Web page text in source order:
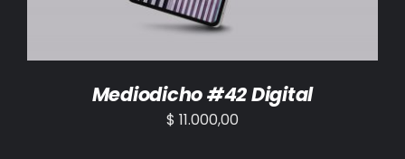
Mediodicho #42 Digital
$ 11.000,00